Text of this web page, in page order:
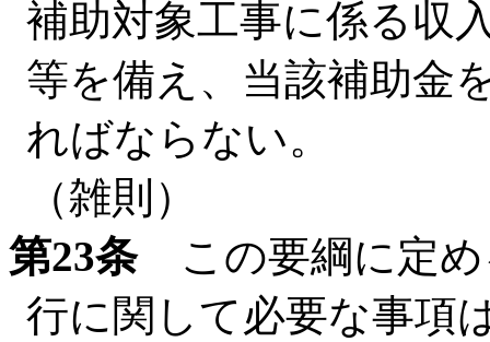
補助対象工事に係る収
等を備え、当該補助金
ればならない。
（雑則）
第23条この要綱に定め
行に関して必要な事項